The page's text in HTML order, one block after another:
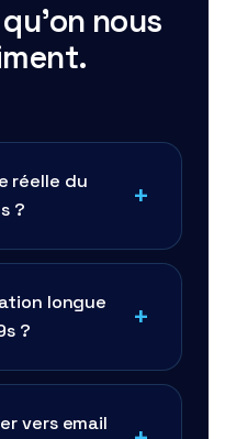
nous
réelle du
?
longue
?
vers email